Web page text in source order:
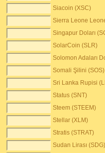
Siacoin (XSC)
Sierra Leone
Singapur Doları
SolarCoin (SLR)
Solomon Adaları
Somali Şilini (SOS)
Sri Lanka Rupisi
Status (SNT)
Steem (STEEM)
Stellar (XLM)
Stratis (STRAT)
Sudan Lirası (SDG)